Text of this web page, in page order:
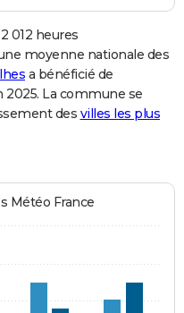
012 heures
moyenne nationale des
a bénéficié de
2025. La commune se
des villes les plus
Météo France